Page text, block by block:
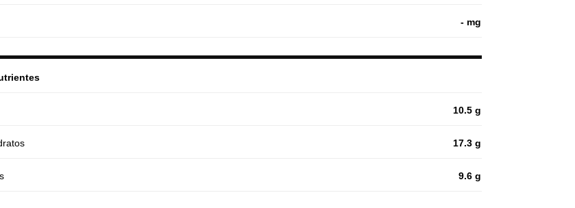
- mg
10.5 g
17.3 g
9.6 g